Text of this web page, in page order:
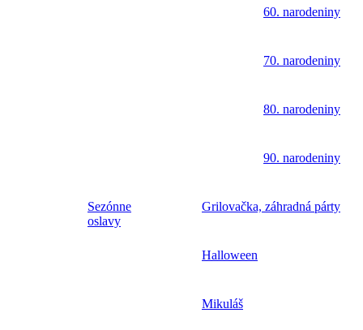
60. narodeniny
70. narodeniny
80. narodeniny
90. narodeniny
Sezónne
oslavy
Grilovačka, záhradná párty
Halloween
Mikuláš